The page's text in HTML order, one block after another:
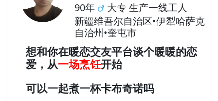
90年
大专 生产一线工人
新疆维吾尔自治区•伊犁哈萨克
自治州•奎屯市
想和你在暖恋交友平台谈个暖暖的恋
爱，从一场烹饪开始
可以一起煮一杯卡布奇诺吗